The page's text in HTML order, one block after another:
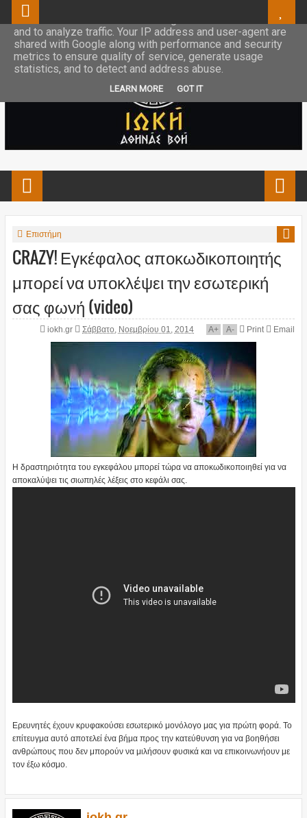
Επιστήμη
CRAZY! Εγκέφαλος αποκωδικοποιητής
μπορεί να υποκλέψει την εσωτερική
σας φωνή (video)
iokh.gr Σάββατο, Νοεμβρίου 01, 2014 A+ A- Print Email
Η δραστηριότητα του εγκεφάλου μπορεί τώρα να αποκωδικοποιηθεί για να
αποκαλύψει τις σιωπηλές λέξεις στο κεφάλι σας.
Ερευνητές έχουν κρυφακούσει εσωτερικό μονόλογο μας για πρώτη φορά. Το
επίτευγμα αυτό αποτελεί ένα βήμα προς την κατεύθυνση για να βοηθήσει
ανθρώπους που δεν μπορούν να μιλήσουν φυσικά και να επικοινωνήουν με
τον έξω κόσμο.
This site uses cookies from Google to deliver its services
and to analyze traffic. Your IP address and user-agent are
shared with Google along with performance and security
metrics to ensure quality of service, generate usage
statistics, and to detect and address abuse.
LEARN MORE GOT IT